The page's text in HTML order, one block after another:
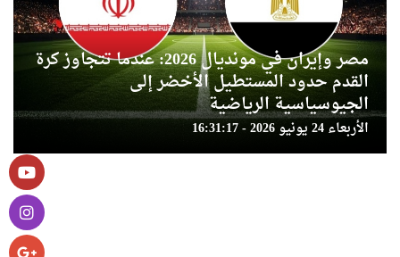
مصر وإيران في مونديال 2026: عندما تتجاوز كرة
القدم حدود المستطيل الأخضر إلى
الجيوسياسية الرياضية
الأربعاء 24 يونيو 2026 - 16:31:17